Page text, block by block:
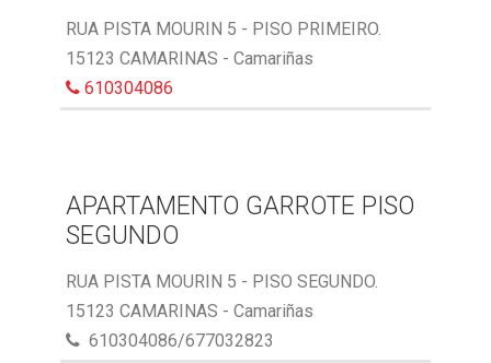
RUA PISTA MOURIN 5 - PISO PRIMEIRO.
15123 CAMARINAS - Camariñas
610304086
APARTAMENTO GARROTE PISO
SEGUNDO
RUA PISTA MOURIN 5 - PISO SEGUNDO.
15123 CAMARINAS - Camariñas
610304086/677032823